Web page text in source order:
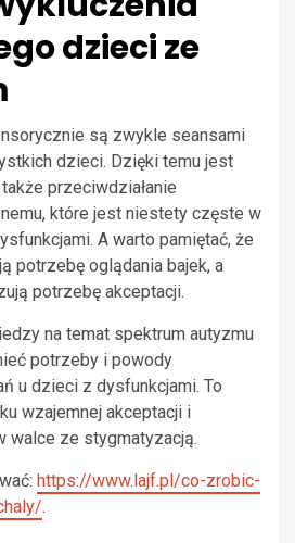
dzieci ze
są zwykle seansami
dzieci. Dzięki temu jest
przeciwdziałanie
które jest niestety częste w
A warto pamiętać, że
potrzebę oglądania bajek, a
potrzebę akceptacji.
na temat spektrum autyzmu
potrzeby i powody
u dzieci z dysfunkcjami. To
wzajemnej akceptacji i
walce ze stygmatyzacją.
https://www.lajf.pl/co-zrobic-
.